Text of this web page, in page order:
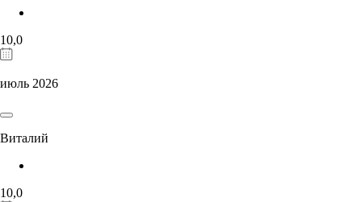
10,0
июль 2026
Виталий
10,0